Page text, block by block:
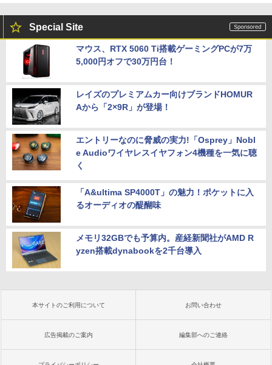
Special Site
マウス、RTX 5060 Ti搭載ゲーミングPCが7万
5,000円オフで30万円台！
レイズのプレミアムカー向けブランドHOMUR
Aから「2×9R」が登場！
エントリーなのに脅威の実力!「Osprey」Nobl
e Audioワイヤレスイヤフォン4機種を一気に聴
く
「A&ultima SP4000T」の魅力！ポケットに入
るオーディオの醍醐味
メモリ32GBでも予算内。産経新聞社がAMD R
yzen搭載dynabookを2千台導入
本サイトのご利用について お問い合わせ
広告掲載のご案内 編集部へのご連絡